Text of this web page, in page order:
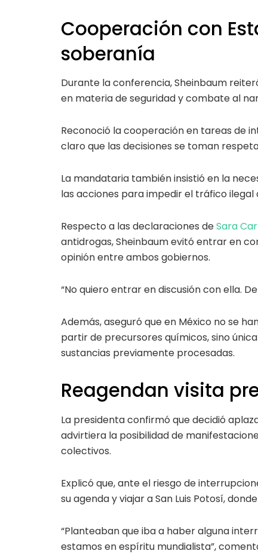
Cooperación con
soberanía
Durante la conferencia, Sheinbaum
en materia de seguridad y combate al
Reconoció la cooperación en tareas de
claro que las decisiones se toman
La mandataria también insistió en la
las acciones para impedir el tráfico ilegal
Respecto a las declaraciones deSara
antidrogas, Sheinbaum evitó entrar en
opinión entre ambos gobiernos.
“No quiero entrar en discusión con ella.
Además, aseguró que en México no se
partir de precursores químicos, sino
sustancias previamente procesadas.
Reagendan visita
La presidenta confirmó que decidió
advirtiera la posibilidad de
colectivos.
Explicó que, ante el riesgo de
su agenda y viajar a San Luis Potosí,
“Planteaban que iba a haber alguna
estamos en espíritu mundialista”,